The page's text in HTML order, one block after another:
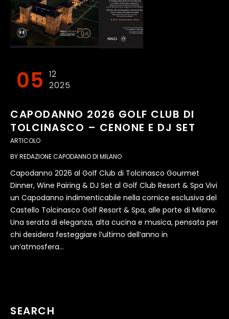
05 12
2025
CAPODANNO 2026 GOLF CLUB DI
TOLCINASCO – CENONE E DJ SET
ARTICOLO
BYREDAZIONE CAPODANNO DI MILANO
Capodanno 2026 al Golf Club di Tolcinasco Gourmet
Dinner, Wine Pairing & DJ Set al Golf Club Resort & Spa Vivi
un Capodanno indimenticabile nella cornice esclusiva del
Castello Tolcinasco Golf Resort & Spa, alle porte di Milano.
Una serata di eleganza, alta cucina e musica, pensata per
chi desidera festeggiare l’ultimo dell’anno in
un’atmosfera...
SEARCH